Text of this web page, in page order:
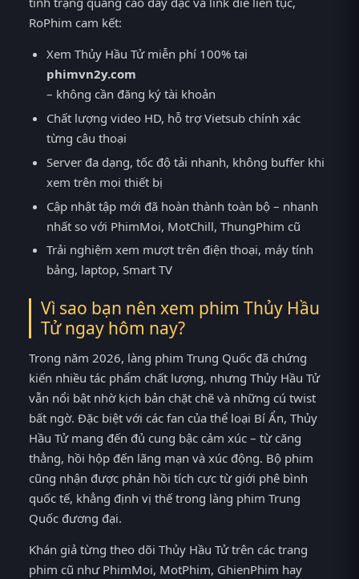
RoPhim cam kết:
Xem Thủy Hầu Tử miễn phí 100% tại
phimvn2y.com
– không cần đăng ký tài khoản
Chất lượng video HD, hỗ trợ Vietsub chính xác
từng câu thoại
Server đa dạng, tốc độ tải nhanh, không buffer khi
xem trên mọi thiết bị
Cập nhật tập mới đã hoàn thành toàn bộ – nhanh
nhất so với PhimMoi, MotChill, ThungPhim cũ
Trải nghiệm xem mượt trên điện thoại, máy tính
bảng, laptop, Smart TV
Vì sao bạn nên xem phim Thủy Hầu
Tử ngay hôm nay?
Trong năm 2026, làng phim Trung Quốc đã chứng
kiến nhiều tác phẩm chất lượng, nhưng Thủy Hầu Tử
vẫn nổi bật nhờ kịch bản chặt chẽ và những cú twist
bất ngờ. Đặc biệt với các fan của thể loại Bí Ẩn, Thủy
Hầu Tử mang đến đủ cung bậc cảm xúc – từ căng
thẳng, hồi hộp đến lãng mạn và xúc động. Bộ phim
cũng nhận được phản hồi tích cực từ giới phê bình
quốc tế, khẳng định vị thế trong làng phim Trung
Quốc đương đại.
Khán giả từng theo dõi Thủy Hầu Tử trên các trang
phim cũ như PhimMoi, MotPhim, GhienPhim hay